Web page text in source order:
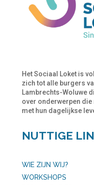
Het Sociaal Loket is
zich tot alle burgers
Lambrechts-Woluwe
over onderwerpen
met hun dagelijkse
NUTTIGE
WIE ZIJN WIJ?
WORKSHOPS